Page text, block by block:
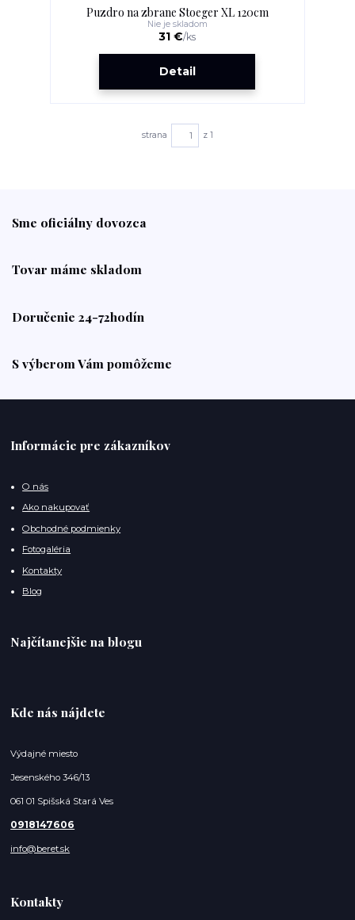
Puzdro na zbrane Stoeger XL 120cm
31 €/ks
Nie je skladom
Detail
strana z 1
Sme oficiálny dovozca
Tovar máme skladom
Doručenie 24-72hodín
S výberom Vám pomôžeme
Informácie pre zákazníkov
O nás
Ako nakupovať
Obchodné podmienky
Fotogaléria
Kontakty
Blog
Najčítanejšie na blogu
Kde nás nájdete
Výdajné miesto
Jesenského 346/13
061 01 Spišská Stará Ves
0918147606
info@beret.sk
Kontakty